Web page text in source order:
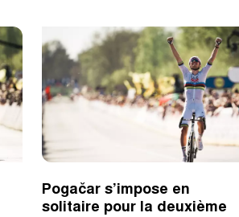
Pogačar s’impose en
solitaire pour la deuxième